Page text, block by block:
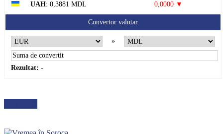
UAH: 0,3881 MDL 0,0000 ▼
Convertor valutar
»
Rezultat: -